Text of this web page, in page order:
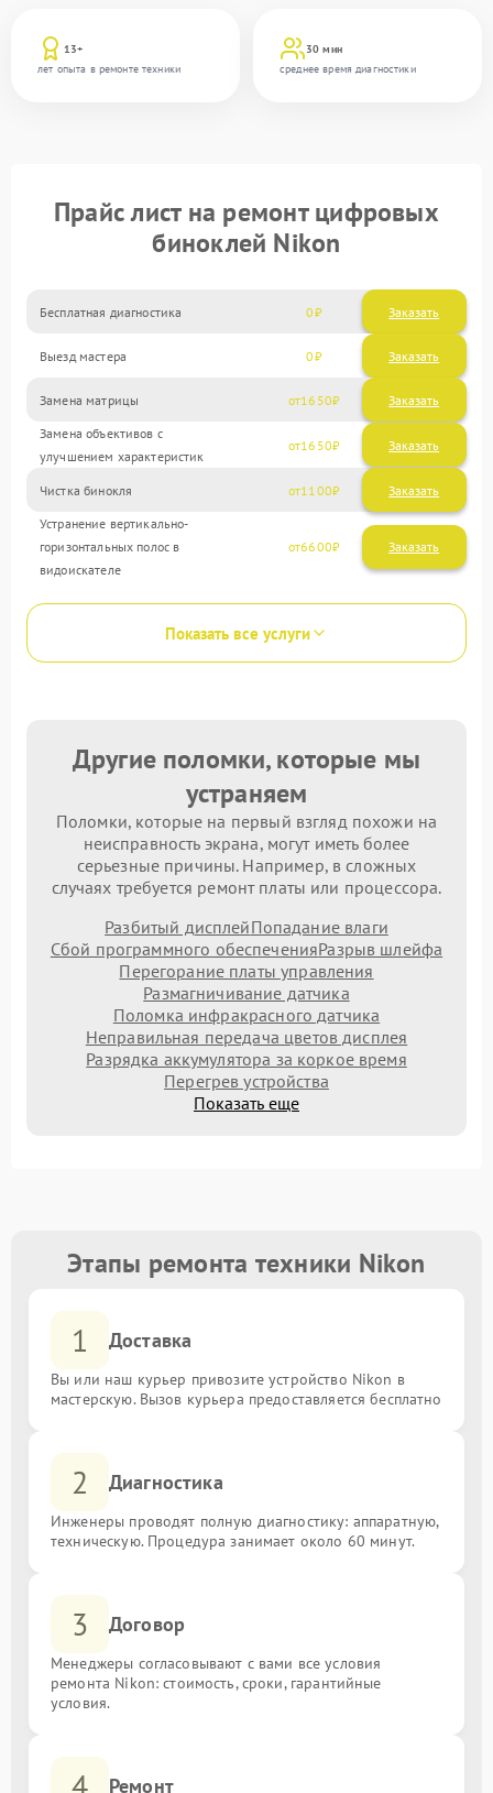
13+
лет опыта в ремонте техники
30 мин
среднее время диагностики
Прайс лист на ремонт цифровых
биноклей Nikon
Бесплатная диагностика 0 Заказать
Выезд мастера 0 Заказать
Замена матрицы 1650
Замена объективов с
улучшением характеристик
1650
Чистка бинокля 1100
Устранение вертикально-
горизонтальных полос в
видоискателе
6600
Показать все услуги
Другие поломки, которые мы
устраняем
Поломки, которые на первый взгляд похожи на
неисправность экрана, могут иметь более
серьезные причины. Например, в сложных
случаях требуется ремонт платы или процессора.
Разбитый дисплейПопадание влаги
Сбой программного обеспеченияРазрыв шлейфа
Перегорание платы управления
Размагничивание датчика
Поломка инфракрасного датчика
Неправильная передача цветов дисплея
Разрядка аккумулятора за коркое время
Перегрев устройства
Показать еще
Этапы ремонта техники Nikon
1 Доставка
Вы или наш курьер привозите устройство Nikon в
мастерскую. Вызов курьера предоставляется бесплатно
2 Диагностика
Инженеры проводят полную диагностику: аппаратную,
техническую. Процедура занимает около 60 минут.
3 Договор
Менеджеры согласовывают с вами все условия
ремонта Nikon: стоимость, сроки, гарантийные
условия.
Ремонт